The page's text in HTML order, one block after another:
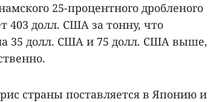
25-процентного дробленого
403 долл. США за тонну, что
35 долл. США и 75 долл. США выше,
страны поставляется в Японию и